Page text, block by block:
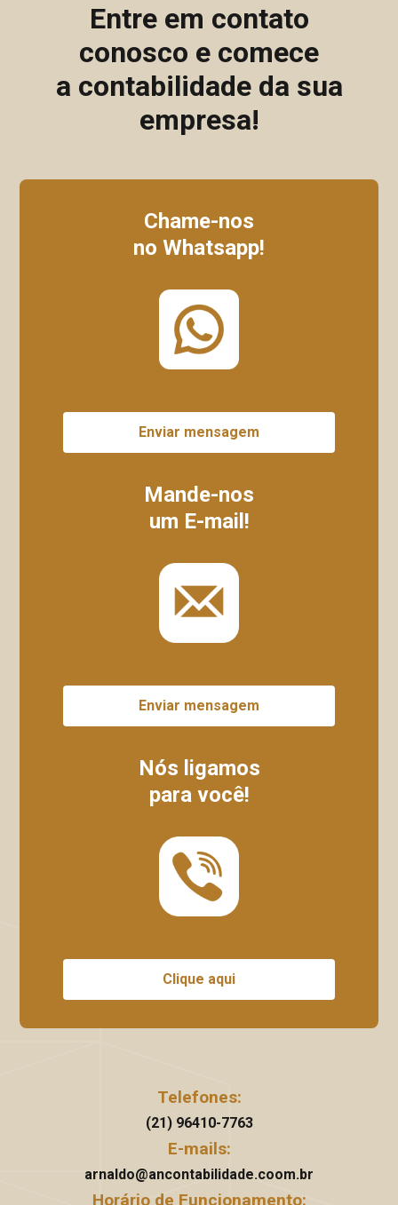
Entre em contato
conosco e comece
a contabilidade da sua
empresa!
Chame-nos
no Whatsapp!
Enviar mensagem
Mande-nos
um E-mail!
Enviar mensagem
Nós ligamos
para você!
Clique aqui
Telefones:
(21) 96410-7763
E-mails:
arnaldo@ancontabilidade.coom.br
Horário de Funcionamento: